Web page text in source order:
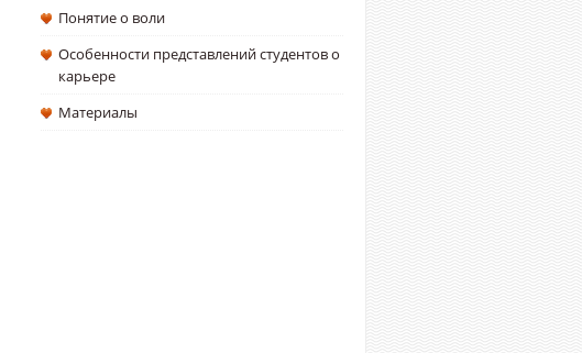
Понятие о воли
Особенности представлений студентов о
карьере
Материалы